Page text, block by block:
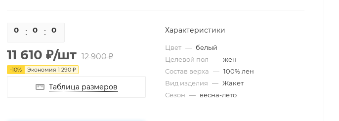
0 0 0
11 610 ₽/шт 12 900₽
-10% Экономия 1 290 ₽
Таблица размеров
Характеристики
Цвет — белый
Целевой пол — жен
Состав верха — 100% лен
Вид изделия — Жакет
Сезон — весна-лето